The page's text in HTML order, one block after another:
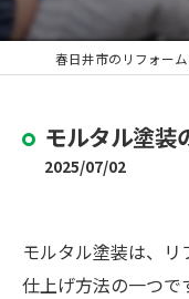
モルタル塗装
2025/07/02
モルタル塗装は、
仕上げ方法の一つで